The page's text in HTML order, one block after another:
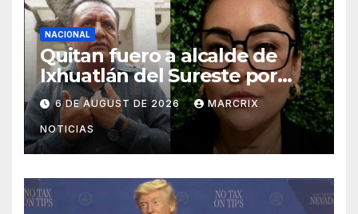
NACIONAL
Quitan fuero a alcalde de
Ixhuatlán del Sureste por
asesinato de periodista
Roxana Guzmán
6 DE AUGUST DE 2026 MARCRIX
NOTICIAS